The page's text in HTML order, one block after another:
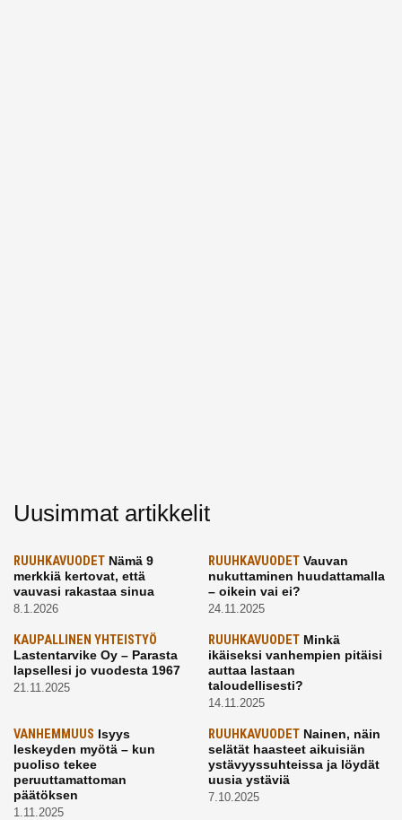
Uusimmat artikkelit
RUUHKAVUODET Nämä 9
merkkiä kertovat, että
vauvasi rakastaa sinua
8.1.2026
RUUHKAVUODETVauvan
nukuttaminen huudattamalla
– oikein vai ei?
24.11.2025
KAUPALLINEN YHTEISTYÖ
Lastentarvike Oy – Parasta
lapsellesi jo vuodesta 1967
21.11.2025
RUUHKAVUODETMinkä
ikäiseksi vanhempien pitäisi
auttaa lastaan
taloudellisesti?
14.11.2025
VANHEMMUUS Isyys
leskeyden myötä – kun
puoliso tekee
peruuttamattoman
päätöksen
1.11.2025
RUUHKAVUODETNainen, näin
selätät haasteet aikuisiän
ystävyyssuhteissa ja löydät
uusia ystäviä
7.10.2025